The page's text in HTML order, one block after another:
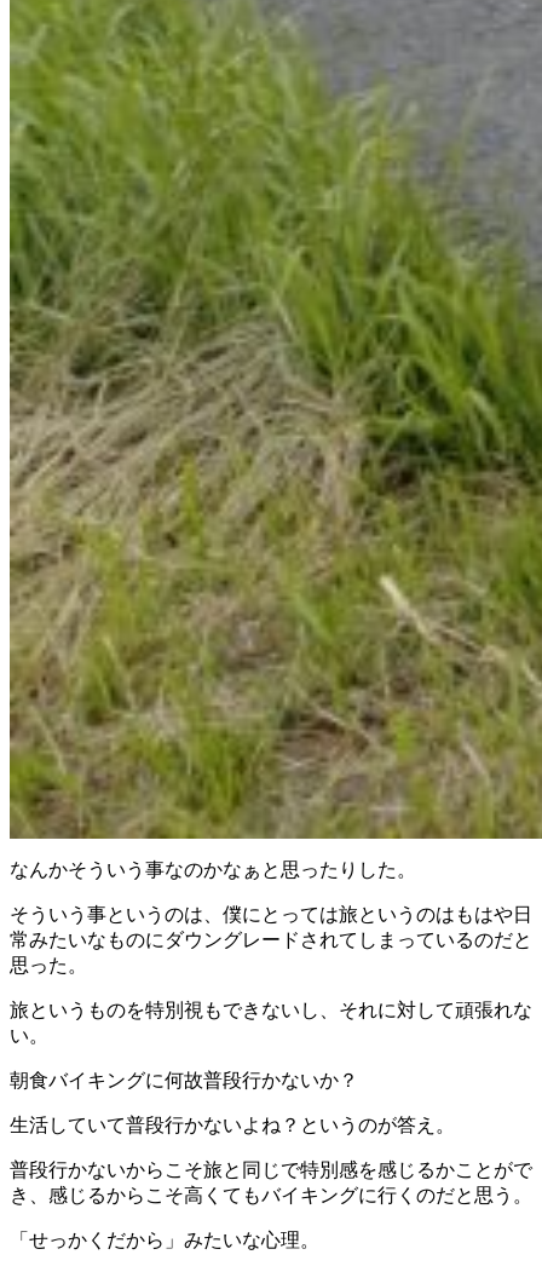
なんかそういう事なのかなぁと思ったりした。
そういう事というのは、僕にとっては旅というのはもはや日
常みたいなものにダウングレードされてしまっているのだと
思った。
旅というものを特別視もできないし、それに対して頑張れな
い。
朝食バイキングに何故普段行かないか？
生活していて普段行かないよね？というのが答え。
普段行かないからこそ旅と同じで特別感を感じるかことがで
き、感じるからこそ高くてもバイキングに行くのだと思う。
「せっかくだから」みたいな心理。